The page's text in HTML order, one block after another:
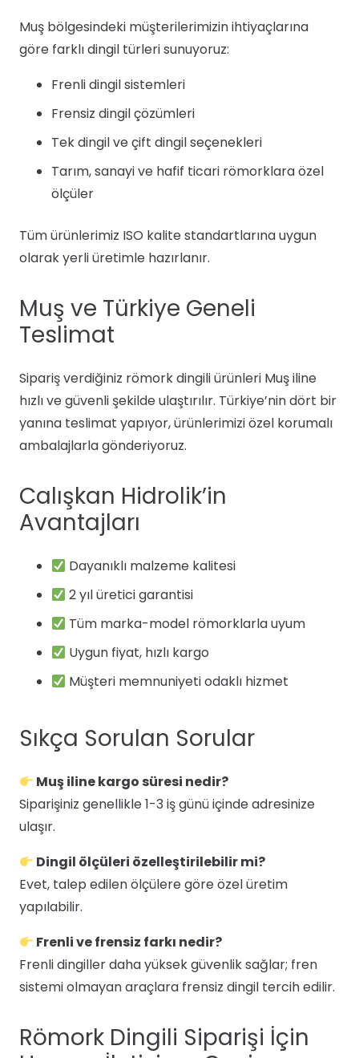
Muş bölgesindeki müşterilerimizin ihtiyaçlarına
göre farklı dingil türleri sunuyoruz:
Frenli dingil sistemleri
Frensiz dingil çözümleri
Tek dingil ve çift dingil seçenekleri
Tarım, sanayi ve hafif ticari römorklara özel
ölçüler
Tüm ürünlerimiz ISO kalite standartlarına uygun
olarak yerli üretimle hazırlanır.
Muş ve Türkiye Geneli
Teslimat
Sipariş verdiğiniz römork dingili ürünleri Muş iline
hızlı ve güvenli şekilde ulaştırılır. Türkiye’nin dört bir
yanına teslimat yapıyor, ürünlerimizi özel korumalı
ambalajlarla gönderiyoruz.
Calışkan Hidrolik’in
Avantajları
Dayanıklı malzeme kalitesi
2 yıl üretici garantisi
Tüm marka-model römorklarla uyum
Uygun fiyat, hızlı kargo
Müşteri memnuniyeti odaklı hizmet
Sıkça Sorulan Sorular
Muş iline kargo süresi nedir?
Siparişiniz genellikle 1-3 iş günü içinde adresinize
ulaşır.
Dingil ölçüleri özelleştirilebilir mi?
Evet, talep edilen ölçülere göre özel üretim
yapılabilir.
Frenli ve frensiz farkı nedir?
Frenli dingiller daha yüksek güvenlik sağlar; fren
sistemi olmayan araçlara frensiz dingil tercih edilir.
Römork Dingili Siparişi İçin